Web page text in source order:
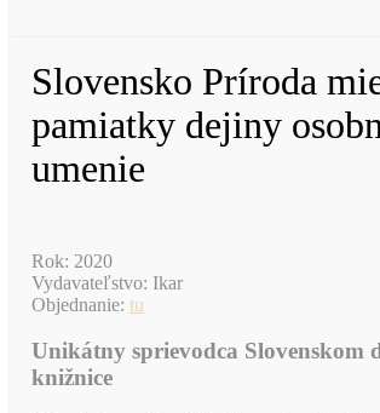
Slovensko Príroda
pamiatky dejiny
umenie
Rok: 2020
Vydavateľstvo: Ikar
Objednanie: tu
Unikátny sprievodca Slovenskom
knižnice